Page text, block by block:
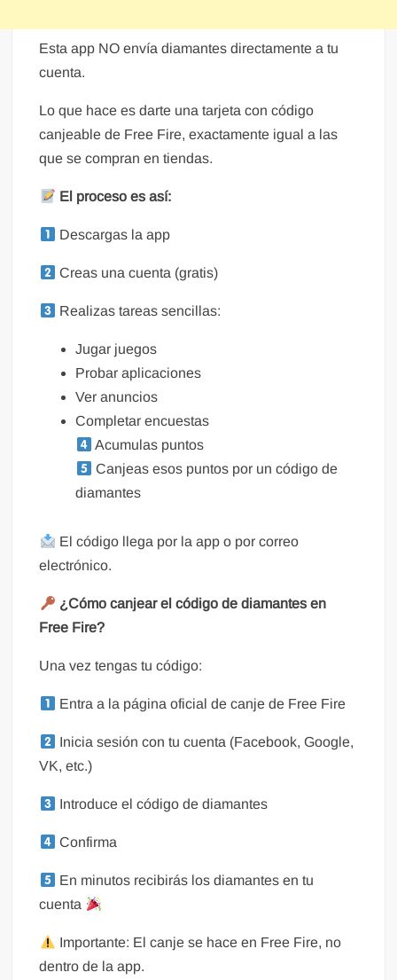
Esta app NO envía diamantes directamente a tu
cuenta.
Lo que hace es darte una tarjeta con código
canjeable de Free Fire, exactamente igual a las
que se compran en tiendas.
El proceso es así:
Descargas la app
Creas una cuenta (gratis)
Realizas tareas sencillas:
Jugar juegos
Probar aplicaciones
Ver anuncios
Completar encuestas
Acumulas puntos
Canjeas esos puntos por un código de
diamantes
El código llega por la app o por correo
electrónico.
¿Cómo canjear el código de diamantes en
Free Fire?
Una vez tengas tu código:
Entra a la página oficial de canje de Free Fire
Inicia sesión con tu cuenta (Facebook, Google,
VK, etc.)
Introduce el código de diamantes
Confirma
En minutos recibirás los diamantes en tu
cuenta
Importante: El canje se hace en Free Fire, no
dentro de la app.